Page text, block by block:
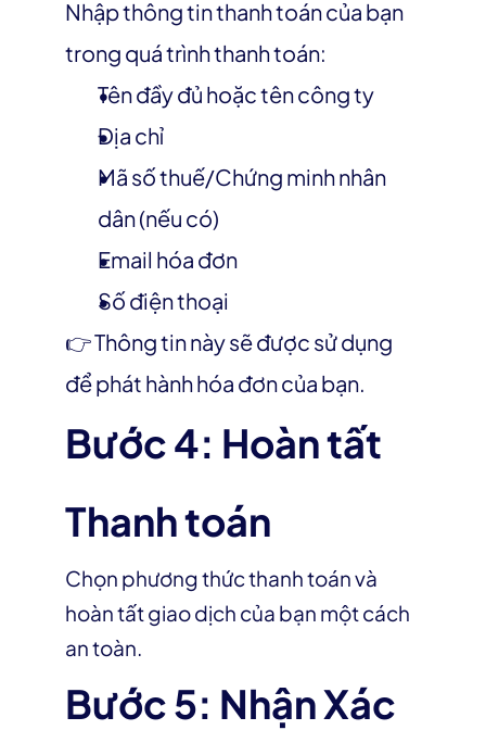
Nhập thông tin thanh toán của bạn
trong quá trình thanh toán:
Tên đầy đủ hoặc tên công ty
Địa chỉ
Mã số thuế/Chứng minh nhân
dân (nếu có)
Email hóa đơn
Số điện thoại
👉 Thông tin này sẽ được sử dụng
để phát hành hóa đơn của bạn.
Bước 4: Hoàn tất
Thanh toán
Chọn phương thức thanh toán và
hoàn tất giao dịch của bạn một cách
an toàn.
Bước 5: Nhận Xác